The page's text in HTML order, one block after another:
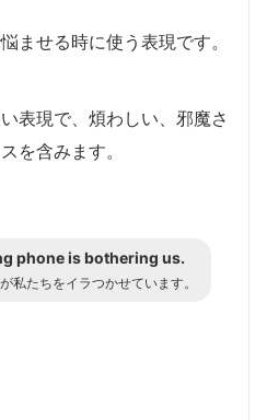
ませる時に使う表現です。
表現で、煩わしい、邪魔さ
を含みます。
phone is bothering us.
私たちをイラつかせています。